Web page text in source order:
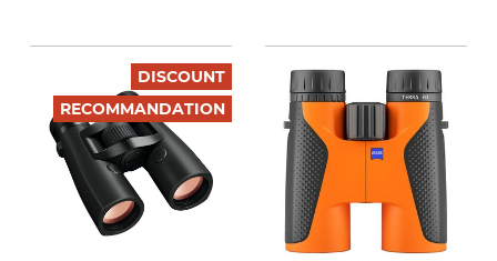
DISCOUNT
RECOMMANDATION